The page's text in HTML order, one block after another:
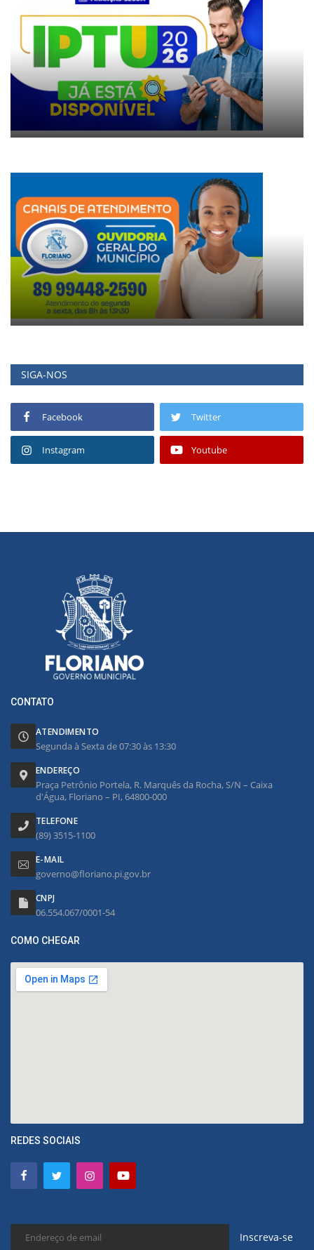
SIGA-NOS
Facebook Twitter
Instagram Youtube
CONTATO
ATENDIMENTO
Segunda à Sexta de 07:30 às 13:30
ENDEREÇO
Praça Petrônio Portela, R. Marquês da Rocha, S/N – Caixa
d'Água, Floriano – PI, 64800-000
TELEFONE
(89) 3515-1100
E-MAIL
governo@floriano.pi.gov.br
CNPJ
06.554.067/0001-54
COMO CHEGAR
REDES SOCIAIS
Inscreva-se